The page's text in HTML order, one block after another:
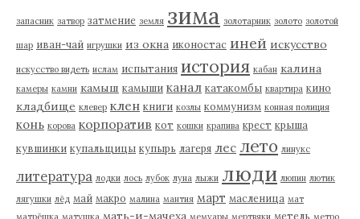
запасник затвор затмение земля зима золотарник золото золотой
шар иван-чай игрушки из окна иконостас иней искусство
искусство видеть ислам испытания история кабан калина
камеры камни камыш камыши канал катакомбы квартира кино
кладбище клевер клен книги козлы коммунизм конная полиция
конь корова корпоратив кот кошки крапива крест крыша
кувшинки купальщицы купырь лагеря лес лето линукс
литература лодки лось лубок луна лыжи люди люпин лютик
лягушки лёд май макро малина мантия март масленица мат
матрёшка матушка мать-и-мачеха мемуары мертвяки метель метро